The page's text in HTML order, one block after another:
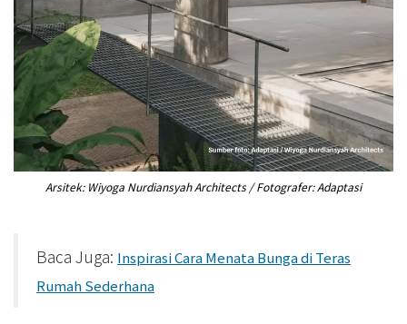
Arsitek: Wiyoga Nurdiansyah Architects / Fotografer: Adaptasi
Baca Juga: Inspirasi Cara Menata Bunga di Teras
Rumah Sederhana